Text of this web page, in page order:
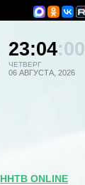
23:04:00
ЧЕТВЕРГ
06 АВГУСТА, 2026
ННТВ ONLINE